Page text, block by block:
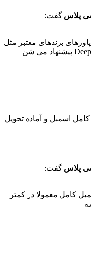
پلاس گفت:
برندهای معتبر مثل
اسمبل و آماده تحویل
پلاس گفت:
کامل معمولا در کمتر